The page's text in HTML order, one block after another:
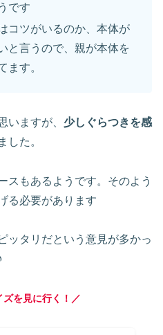
です
コツがいるのか、本体が
と言うので、親が本体を
ます。
いますが、 少しぐらつきを感
した。
スもあるようです。そのよう
る必要があります
ッタリだという意見が多かっ
ズを見に行く！／